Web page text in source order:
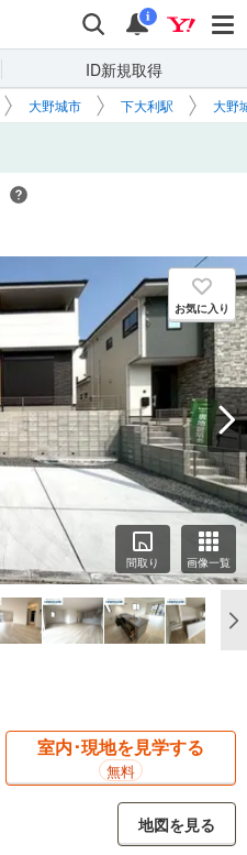
検索 通知
i
ID新規取得
大野城市 下大利駅 大野
お気に入り
間取り 画像一覧
室内･現地を見学する
無料
地図を見る